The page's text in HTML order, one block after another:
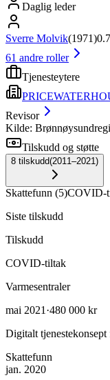
Daglig leder
Sverre Molvik(1971)
61 andre roller
Tjenesteytere
Revisor
Kilde:
Tilskudd og støtte
8 tilskudd(2011–2021)
Skattefunn (5)COVID-
Siste tilskudd
Tilskudd
COVID-tiltak
Varmesentraler
mai 2021 ·480 000 kr
Digitalt
Skattefunn
jan. 2020